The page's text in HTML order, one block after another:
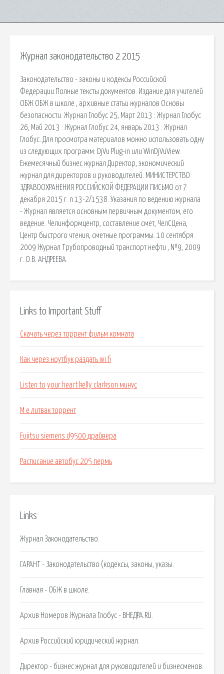
Журнал законодательство 2 2015
Законодательство - законы и кодексы Российской
Федерации.Полные тексты документов. Издание для учителей
ОБЖ ОБЖ в школе , архивные статьи журналов Основы
безопасности. Журнал Глобус 25, Март 2013 : Журнал Глобус
26, Май 2013 : Журнал Глобус 24, январь 2013 : Журнал
Глобус. Для просмотра материалов можно использовать одну
из следующих программ: DjVu Plug-in или WinDjVuView.
Ежемесячный бизнес журнал Директор, экономический
журнал для директоров и руководителей. МИНИСТЕРСТВО
ЗДРАВООХРАНЕНИЯ РОССИЙСКОЙ ФЕДЕРАЦИИ ПИСЬМО от 7
декабря 2015 г. n 13-2/1538. Указания по ведению журнала
- Журнал является основным первичным документом, его
ведение. Челинформцентр, составление смет, ЧелСЦена,
Центр быстрого чтения, сметные программы. 10 сентября
2009 Журнал Трубопроводный транспорт нефти , №9, 2009
г. О.В. АНДРЕЕВА.
Links to Important Stuff
Скачать через торрент фильм комната
Как через ноутбук раздать wi fi
Listen to your heart kelly clarkson минус
М е литвак торрент
Fujitsu siemens d9500 драйвера
Расписание автобус 205 пермь
Links
Журнал Законодательство.
ГАРАНТ - Законодательство (кодексы, законы, указы.
Главная - ОБЖ в школе.
Архив Номеров Журнала Глобус - ВНЕДРА.RU.
Архив Российский юридический журнал.
Директор - бизнес журнал для руководителей и бизнесменов.